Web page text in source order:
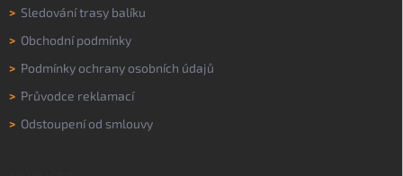
> Sledování trasy balíku
> Obchodní podmínky
> Podmínky ochrany osobních údajů
> Průvodce reklamací
> Odstoupení od smlouvy